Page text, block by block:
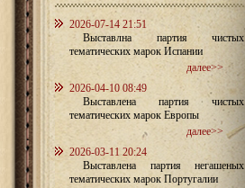
2026-07-14 21:51
Выставлна партия чистых
тематических марок Испании
далее>>
2026-04-10 08:49
Выставлена партия чистых
тематических марок Европы
далее>>
2026-03-11 20:24
Выставлена партия негашеных
тематических марок Португалии